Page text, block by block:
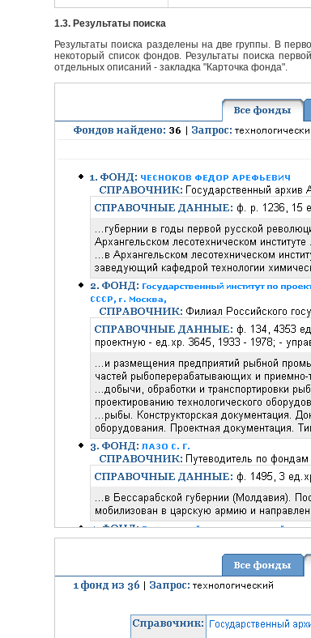
1.3. Результаты поиска
Результаты поиска разделены на две группы. В
некоторый список фондов. Результаты поиска
отдельных описаний - закладка "Карточка фонда".